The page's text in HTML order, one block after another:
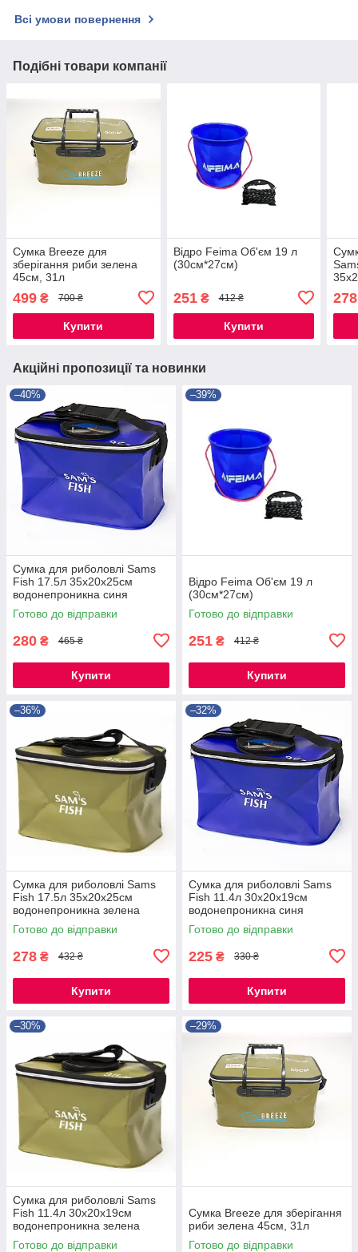
Всі умови повернення
Подібні товари компанії
Сумка Breeze для
зберігання риби зелена
45см, 31л
499 ₴ 700 ₴
Купити
Відро Feima Об'єм 19 л
(30см*27см)
251₴ 412 ₴
Купити
278
Акційні пропозиції та новинки
–40%
Сумка для риболовлі Sams
Fish 17.5л 35x20x25см
водонепроникна синя
Готово до відправки
280 ₴ 465 ₴
Купити
–39%
Відро Feima Об'єм 19 л
(30см*27см)
Готово до відправки
251 ₴ 412 ₴
Купити
–36%
Сумка для риболовлі Sams
Fish 17.5л 35x20x25см
водонепроникна зелена
Готово до відправки
278 ₴ 432 ₴
Купити
–32%
Сумка для риболовлі Sams
Fish 11.4л 30x20x19см
водонепроникна синя
Готово до відправки
225 ₴ 330 ₴
Купити
–30%
Сумка для риболовлі Sams
Fish 11.4л 30x20x19см
водонепроникна зелена
Готово до відправки
–29%
Сумка Breeze для зберігання
риби зелена 45см, 31л
Готово до відправки